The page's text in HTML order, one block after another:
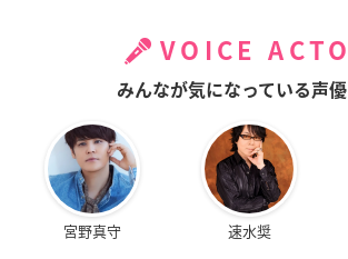
VOICE
みんなが気になっている声
宮野真守 速水奨